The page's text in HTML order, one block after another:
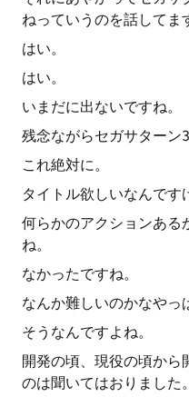
ねっていうのを話してま
はい。
はい。
いまだに出ないですね。
残念ながらセガサターン
これ絶対に。
タイトル欲しいなんです
何らかのアクションある
ね。
なかったですね。
なんか難しいのかなやっ
そうなんですよね。
開発の頃、現役の頃から
のは聞いてはおりました。